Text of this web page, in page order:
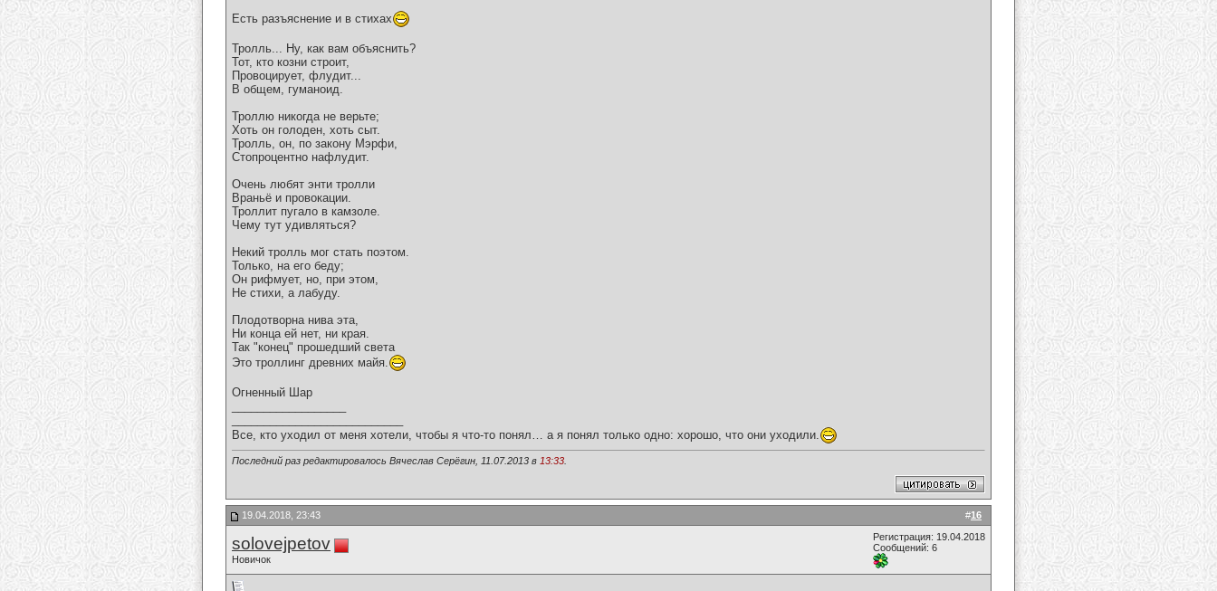
Есть разъяснение и в стихах
Тролль... Ну, как вам объяснить?
Тот, кто козни строит,
Провоцирует, флудит...
В общем, гуманоид.
Троллю никогда не верьте;
Хоть он голоден, хоть сыт.
Тролль, он, по закону Мэрфи,
Стопроцентно нафлудит.
Очень любят энти тролли
Враньё и провокации.
Троллит пугало в камзоле.
Чему тут удивляться?
Некий тролль мог стать поэтом.
Только, на его беду;
Он рифмует, но, при этом,
Не стихи, а лабуду.
Плодотворна нива эта,
Ни конца ей нет, ни края.
Так "конец" прошедший света
Это троллинг древних майя.
Огненный Шар
Все, кто уходил от меня хотели, чтобы я что-то понял… а я понял только одно: хорошо, что они уходили.
Последний раз редактировалось Вячеслав Серёгин, 11.07.2013 в 13:33
#16
19.04.2018, 23:43
solovejpetov
Новичок
Регистрация: 19.04.2018
Сообщений: 6